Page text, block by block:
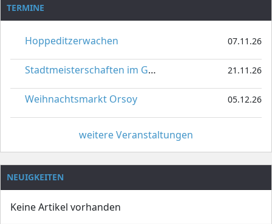
TERMINE
Hoppeditzerwachen 07.11.26
Stadtmeisterschaften im Gardetanz 21.11.26
Weihnachtsmarkt Orsoy 05.12.26
weitere Veranstaltungen
NEUIGKEITEN
Keine Artikel vorhanden